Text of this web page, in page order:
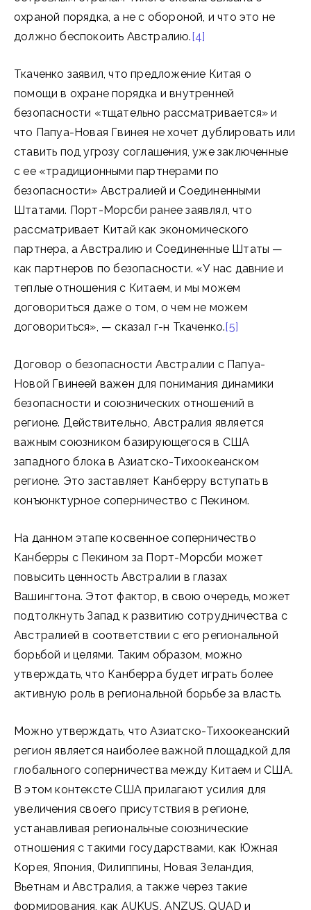
охраной порядка, а не с обороной, и что это не
должно беспокоить Австралию.[4]
Ткаченко заявил, что предложение Китая о
помощи в охране порядка и внутренней
безопасности «тщательно рассматривается» и
что Папуа-Новая Гвинея не хочет дублировать или
ставить под угрозу соглашения, уже заключенные
с ее «традиционными партнерами по
безопасности» Австралией и Соединенными
Штатами. Порт-Морсби ранее заявлял, что
рассматривает Китай как экономического
партнера, а Австралию и Соединенные Штаты —
как партнеров по безопасности. «У нас давние и
теплые отношения с Китаем, и мы можем
договориться даже о том, о чем не можем
договориться», — сказал г-н Ткаченко.[5]
Договор о безопасности Австралии с Папуа-
Новой Гвинеей важен для понимания динамики
безопасности и союзнических отношений в
регионе. Действительно, Австралия является
важным союзником базирующегося в США
западного блока в Азиатско-Тихоокеанском
регионе. Это заставляет Канберру вступать в
конъюнктурное соперничество с Пекином.
На данном этапе косвенное соперничество
Канберры с Пекином за Порт-Морсби может
повысить ценность Австралии в глазах
Вашингтона. Этот фактор, в свою очередь, может
подтолкнуть Запад к развитию сотрудничества с
Австралией в соответствии с его региональной
борьбой и целями. Таким образом, можно
утверждать, что Канберра будет играть более
активную роль в региональной борьбе за власть.
Можно утверждать, что Азиатско-Тихоокеанский
регион является наиболее важной площадкой для
глобального соперничества между Китаем и США.
В этом контексте США прилагают усилия для
увеличения своего присутствия в регионе,
устанавливая региональные союзнические
отношения с такими государствами, как Южная
Корея, Япония, Филиппины, Новая Зеландия,
Вьетнам и Австралия, а также через такие
формирования, как AUKUS, ANZUS, QUAD и